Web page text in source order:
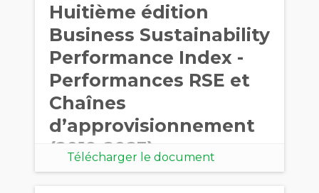
Huitième édition
Business Sustainability
Performance Index -
Performances RSE et
Chaînes
d’approvisionnement
(2019-2023)
Télécharger le document